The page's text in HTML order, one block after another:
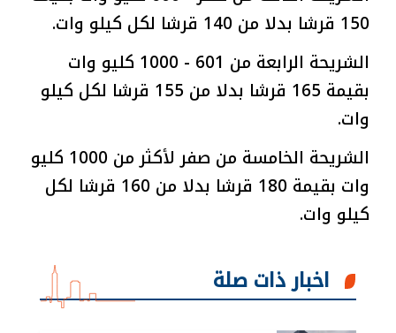
150 قرشا بدلا من 140 قرشا لكل كيلو وات.
الشريحة الرابعة من 601 - 1000 كليو وات
بقيمة 165 قرشا بدلا من 155 قرشا لكل كيلو
وات.
الشريحة الخامسة من صفر لأكثر من 1000 كليو
وات بقيمة 180 قرشا بدلا من 160 قرشا لكل
كيلو وات.
اخبار ذات صلة